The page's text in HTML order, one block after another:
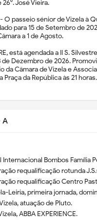
José Vieira.
- O passeio sénior de Vizela à
para 15 de Setembro de
a 1 de Agosto.
está agendada a II S.
de Dezembro de 2026.
da Câmara de Vizela e
Praça da República às 21 horas.
A
Internacional Bombos Família
requalificação rotunda
requalificação Centro
Leiria, primeira jornada,
atuação de Pluto.
ABBA EXPERIENCE.